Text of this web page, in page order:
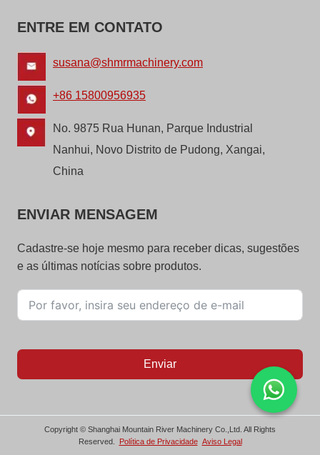
ENTRE EM CONTATO
susana@shmrmachinery.com
+86 15800956935
No. 9875 Rua Hunan, Parque Industrial
Nanhui, Novo Distrito de Pudong, Xangai,
China
ENVIAR MENSAGEM
Cadastre-se hoje mesmo para receber dicas, sugestões
e as últimas notícias sobre produtos.
Enviar
Copyright © Shanghai Mountain River Machinery Co.,Ltd. All Rights
Reserved.
Política de Privacidade Aviso Legal